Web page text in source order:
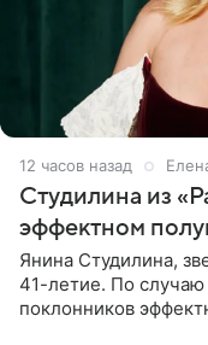
12 часов назад
Студилина из
эффектном
Янина Студилина,
41-летие. По
поклонников